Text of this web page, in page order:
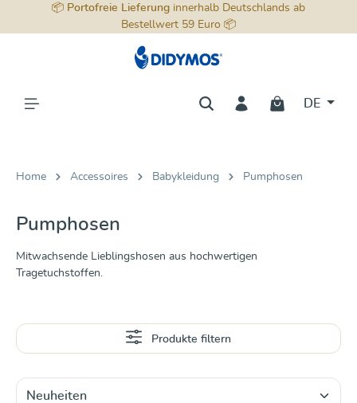
springen
📦 Portofreie Lieferung innerhalb Deutschlands ab
Bestellwert 59 Euro 📦
DE
Home Accessoires Babykleidung Pumphosen
Pumphosen
Mitwachsende Lieblingshosen aus hochwertigen
Tragetuchstoffen.
Produkte filtern